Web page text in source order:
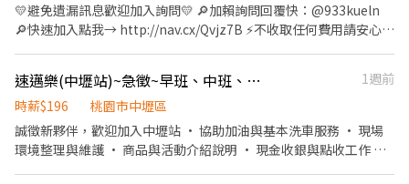
效期追蹤、庫存6S管理、線邊倉儲位管理。 4.不用看顯微鏡 5.需具
備電腦文書處理能力office(excel..等) ┗━━━全套無塵衣━━━┛
┏━━┓ 做二休二 (大約工作15天) 🔶用餐自理or一餐80 🔶停車位:
機車免費，汽車500 🔶需門市或視訊面試，才會通知廠區參觀日期
哦 ┗━━┛ 日班:07:00~19:10 日班270（含津貼）平日上班時數為
(10H) 休息日加班前8小時451 休息日加班第9小時721 國定假日全
天721 例：日班休假加班10H， 5,050 （4天高達20,200） 📈 月約
60,700元以上（含加班費、津貼） -- 夜班依照個人進度下夜班 夜
班:19:00~07:10 夜班300（含津貼）平日上班時數為(10H) 休息日加
💛避免遺漏訊息歡迎加入詢問💛 🔎加賴詢問回覆快：@933kueln
🔎快速加入點我→ http://nav.cx/Qvjz7B ⚡不收取任何費用請安心詢
車位500一個月 🚗 免費專車接送 ☑️中壢-吉林路和長春五路路口
☑️八德-桃園市八德區和平路1125巷 ▬▬▬▬【職務介紹】
▬▬▬▬ ⭐工作地點：龍潭區龍園五路 ⭐工作內容：半導體大廠
作業員 ▪️品檢：6H目檢看顯微鏡 其餘時間拆包裝/拿治具/作帳/點
速邁樂(中壢站)~急徵~早班、中班、時段班 長期♾️時薪制服務員
1週前
時薪$196
桃園市中壢區
誠徵新夥伴，歡迎加入中壢站 • 協助加油與基本洗車服務 • 現場
環境整理與維護 • 商品與活動介紹說明 • 現金收銀與點收工作 我